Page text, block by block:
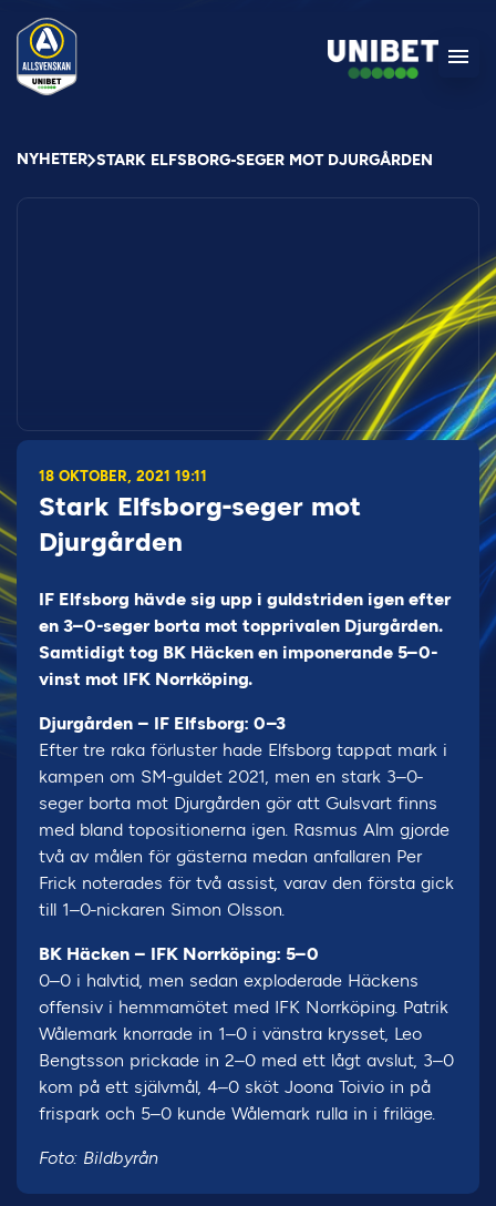
NYHETER STARK ELFSBORG-SEGER MOT DJURGÅRDEN
18 OKTOBER, 2021 19:11
Stark Elfsborg-seger mot
Djurgården
IF Elfsborg hävde sig upp i guldstriden igen efter
en 3–0-seger borta mot topprivalen Djurgården.
Samtidigt tog BK Häcken en imponerande 5–0-
vinst mot IFK Norrköping.
Djurgården – IF Elfsborg: 0–3
Efter tre raka förluster hade Elfsborg tappat mark i
kampen om SM-guldet 2021, men en stark 3–0-
seger borta mot Djurgården gör att Gulsvart finns
med bland topositionerna igen. Rasmus Alm gjorde
två av målen för gästerna medan anfallaren Per
Frick noterades för två assist, varav den första gick
till 1–0-nickaren Simon Olsson.
BK Häcken – IFK Norrköping: 5–0
0–0 i halvtid, men sedan exploderade Häckens
offensiv i hemmamötet med IFK Norrköping. Patrik
Wålemark knorrade in 1–0 i vänstra krysset, Leo
Bengtsson prickade in 2–0 med ett lågt avslut, 3–0
kom på ett självmål, 4–0 sköt Joona Toivio in på
frispark och 5–0 kunde Wålemark rulla in i friläge.
Foto: Bildbyrån